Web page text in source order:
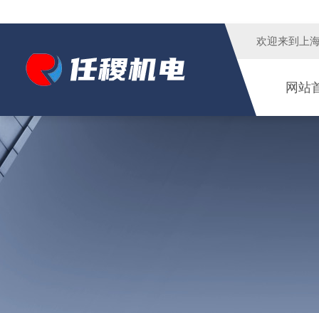
欢迎来到 上
网站